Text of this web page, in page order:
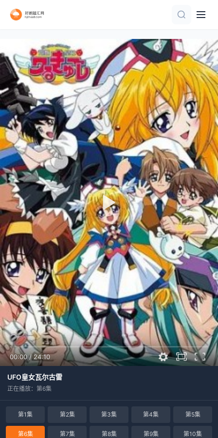
00:00/24:10
UFO皇女瓦尔古雷
正在播放：第6集
第1集 第2集 第3集 第4集 第5集
第6集 第7集 第8集 第9集 第10集
连载中 连载到5集
更新至02集
第13集
第2集
更新至05集
正片
第51集
第11集完结
连载中 连载到3集
连载中 连载到4集